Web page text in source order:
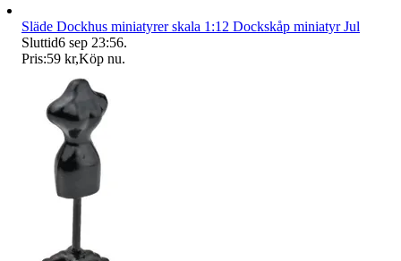
Släde Dockhus miniatyrer skala 1:12 Dockskåp miniatyr Jul
Sluttid6 sep 23:56.
Pris:59 kr,Köp nu.